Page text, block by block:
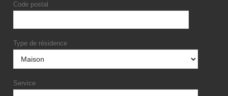
Code postal
Type de résidence
Service